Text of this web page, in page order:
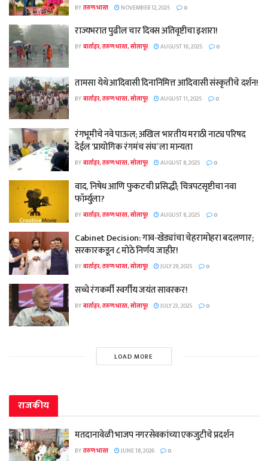
BYतरुण भारत NOVEMBER 12, 2025 0
राज्यभरात पुढील चार दिवस अतिवृष्टीचा इशारा!
BYवार्ताहर, तरुण भारत, सोलापूर AUGUST 16, 2025 0
तामसा येथे आदिवासी दिनानिमित्त आदिवासी संस्कृतीचे दर्शन!
BYवार्ताहर, तरुण भारत, सोलापूर AUGUST 11, 2025 0
रंगभूमीचे नवे पाऊल; अखिल भारतीय मराठी नाट्य परिषद
देईल ‘प्रायोगिक रंगमंच संघ’ ला मान्यता
BYवार्ताहर, तरुण भारत, सोलापूर AUGUST 8, 2025 0
वाद, निषेध आणि फुकटची प्रसिद्धी; चित्रपटसृष्टीचा नवा
फॉर्म्युला?
BYवार्ताहर, तरुण भारत, सोलापूर AUGUST 8, 2025 0
Cabinet Decision: गाव-खेड्यांचा चेहरामोहरा बदलणार;
सरकारकडून ८ मोठे निर्णय जाहीर!
BYवार्ताहर, तरुण भारत, सोलापूर JULY 29, 2025 0
सच्चे रंगकर्मी स्वर्गीय जयंत सावरकर!
BYवार्ताहर, तरुण भारत, सोलापूर JULY 23, 2025 0
LOAD MORE
राजकीय
मतदानावेळी भाजप नगरसेवकांच्या एकजुटीचे प्रदर्शन
BYतरुण भारत JUNE 18, 2026 0